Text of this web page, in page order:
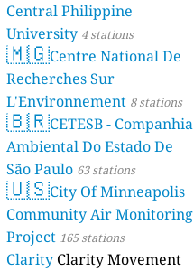
Central Philippine
University 4 stations
🇲🇬Centre National De
Recherches Sur
L'Environnement 8 stations
🇧🇷CETESB - Companhia
Ambiental Do Estado De
São Paulo 63 stations
🇺🇸City Of Minneapolis
Community Air Monitoring
Project 165 stations
Clarity Clarity Movement